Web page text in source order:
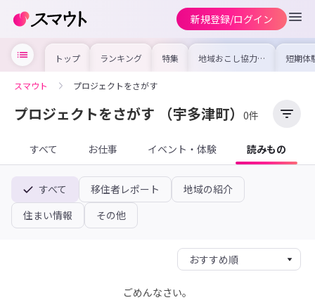
新規登録/ログイン
トップ ランキング 特集 地域おこし協力隊
の求人やイベント
を集めました！仕
けよう
短期体
り〜数
域を知
スマウト プロジェクトをさがす
プロジェクトをさがす （宇多津町） 0件
すべて お仕事 イベント・体験 読みもの
すべて 移住者レポート
地域の紹介
住まい情報
その他
ごめんなさい。